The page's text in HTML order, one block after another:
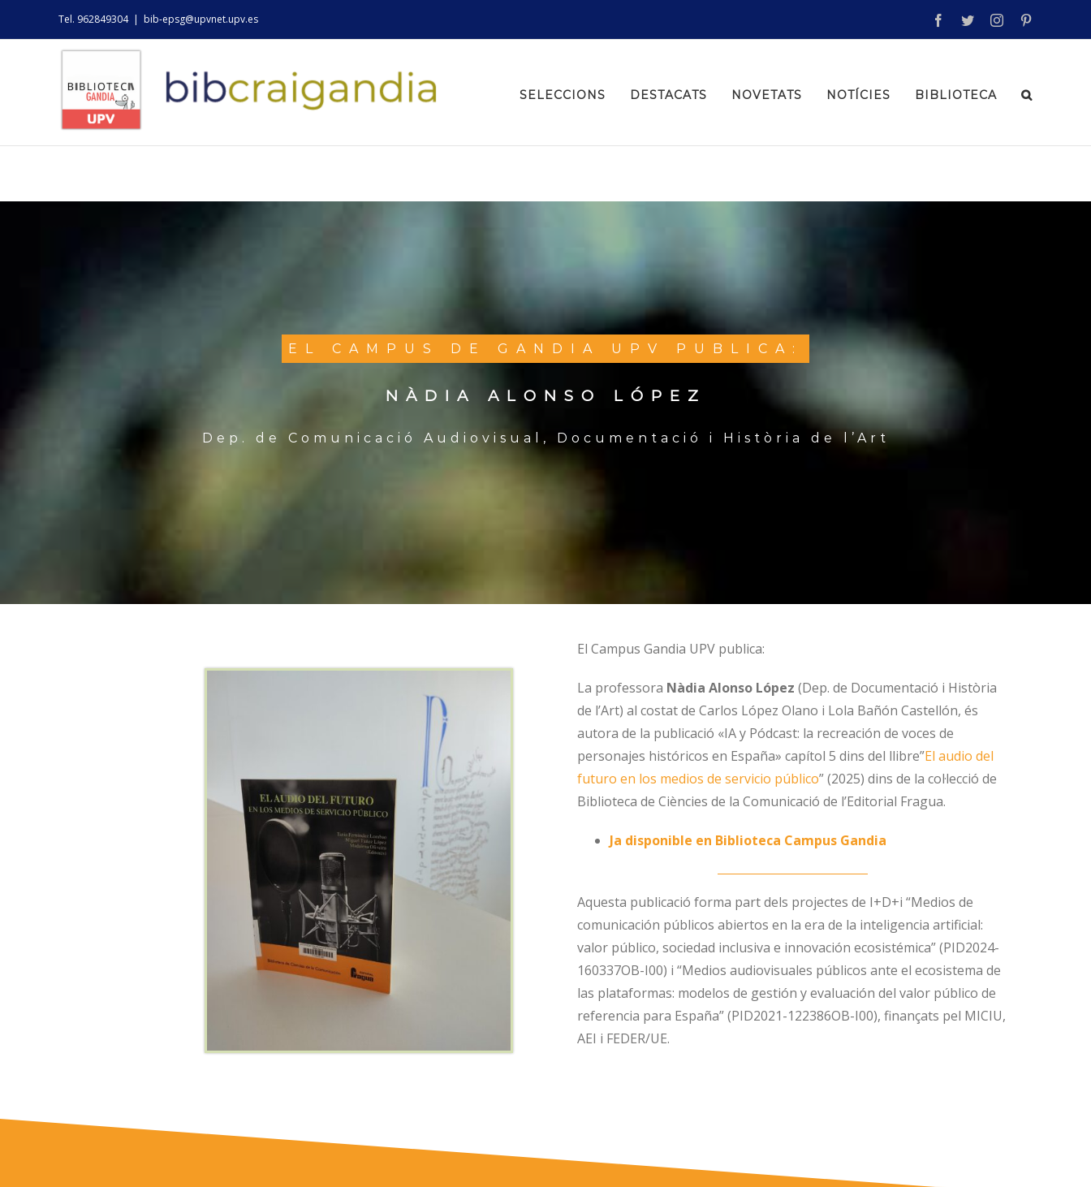
Tel. 962849304 | bib-epsg@upvnet.upv.es facebook
twitterinstagram
Search
SELECCIONS DESTACATS NOVETATS NOTÍCIES BIBLIOTECA
EL CAMPUS DE GANDIA UPV PUBLICA:
NÀDIA ALONSO LÓPEZ
Dep. de Comunicació Audiovisual, Documentació i Història de l’Art
El Campus Gandia UPV publica:
La professora Nàdia Alonso López (Dep. de Documentació i Història
de l’Art) al costat de Carlos López Olano i Lola Bañón Castellón, és
autora de la publicació «IA y Pódcast: la recreación de voces de
personajes históricos en España» capítol 5 dins del llibre”El audio del
futuro en los medios de servicio público” (2025) dins de la col·lecció de
Biblioteca de Ciències de la Comunicació de l’Editorial Fragua.
Ja disponible en Biblioteca Campus Gandia
Aquesta publicació forma part dels projectes de I+D+i “Medios de
comunicación públicos abiertos en la era de la inteligencia artificial:
valor público, sociedad inclusiva e innovación ecosistémica” (PID2024-
160337OB-I00) i “Medios audiovisuales públicos ante el ecosistema de
las plataformas: modelos de gestión y evaluación del valor público de
referencia para España” (PID2021-122386OB-I00), finançats pel MICIU,
AEI i FEDER/UE.